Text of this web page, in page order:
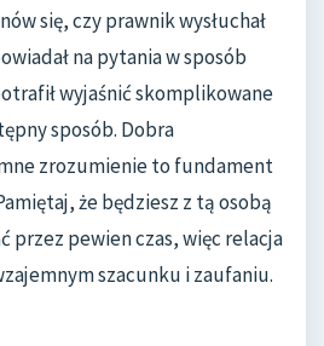
się, czy prawnik wysłuchał
na pytania w sposób
wyjaśnić skomplikowane
sposób. Dobra
zrozumienie to fundament
że będziesz z tą osobą
przez pewien czas, więc relacja
szacunku i zaufaniu.